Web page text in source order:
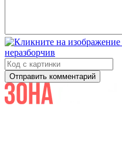
Отправить комментарий